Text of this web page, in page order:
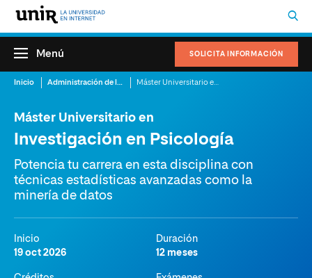
SOLICITA INFORMACIÓN
Menú
Inicio Administración de la Salud
Máster Universitario en
Investigación en Psicología
Potencia tu carrera en esta disciplina con
técnicas estadísticas avanzadas como la
minería de datos
Inicio
19 oct 2026
Duración
12 meses